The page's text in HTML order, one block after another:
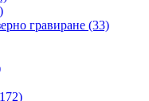
гравиране (33)